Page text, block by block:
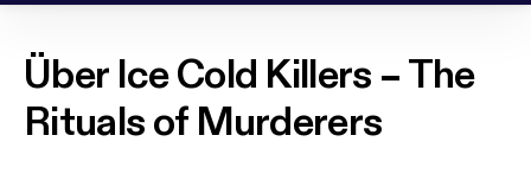
Über Ice Cold Killers – The
Rituals of Murderers